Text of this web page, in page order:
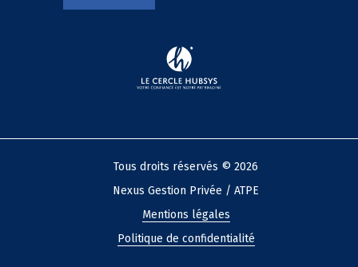
Tous droits réservés © 2026
Nexus Gestion Privée / ATPE
Mentions légales
Politique de confidentialité